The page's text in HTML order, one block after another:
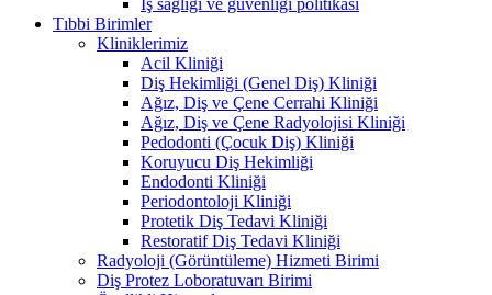
Tıbbi Birimler
Kliniklerimiz
Acil Kliniği
Diş Hekimliği (Genel Diş) Kliniği
Ağız, Diş ve Çene Cerrahi Kliniği
Ağız, Diş ve Çene Radyolojisi Kliniği
Pedodonti (Çocuk Diş) Kliniği
Koruyucu Diş Hekimliği
Endodonti Kliniği
Periodontoloji Kliniği
Protetik Diş Tedavi Kliniği
Restoratif Diş Tedavi Kliniği
Radyoloji (Görüntüleme) Hizmeti Birimi
Diş Protez Loboratuvarı Birimi